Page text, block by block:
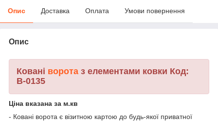
Опис Доставка Оплата Умови повернення
Опис
Ковані ворота з елементами ковки Код:
В-0135
Ціна вказана за м.кв
- Ковані ворота є візитною картою до будь-якої приватної